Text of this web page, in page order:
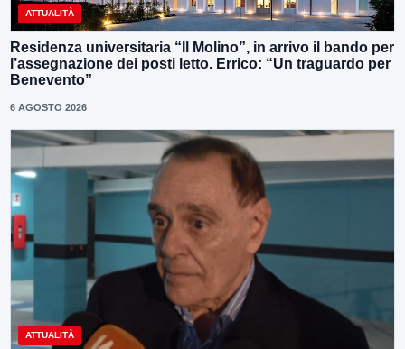
ATTUALITÀ
Residenza universitaria “Il Molino”, in arrivo il bando per
l’assegnazione dei posti letto. Errico: “Un traguardo per
Benevento”
6 AGOSTO 2026
ATTUALITÀ